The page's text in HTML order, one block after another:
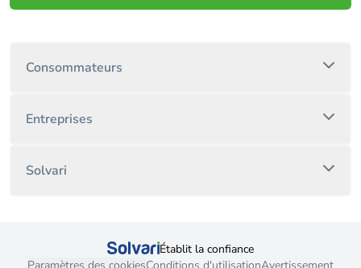
Consommateurs
Entreprises
Solvari
Établit la confiance